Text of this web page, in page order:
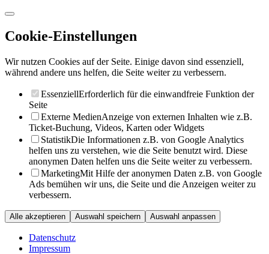
Cookie-Einstellungen
Wir nutzen Cookies auf der Seite. Einige davon sind essenziell,
während andere uns helfen, die Seite weiter zu verbessern.
EssenziellErforderlich für die einwandfreie Funktion der
Seite
Externe MedienAnzeige von externen Inhalten wie z.B.
Ticket-Buchung, Videos, Karten oder Widgets
StatistikDie Informationen z.B. von Google Analytics
helfen uns zu verstehen, wie die Seite benutzt wird. Diese
anonymen Daten helfen uns die Seite weiter zu verbessern.
MarketingMit Hilfe der anonymen Daten z.B. von Google
Ads bemühen wir uns, die Seite und die Anzeigen weiter zu
verbessern.
Alle akzeptieren Auswahl speichern Auswahl anpassen
Datenschutz
Impressum